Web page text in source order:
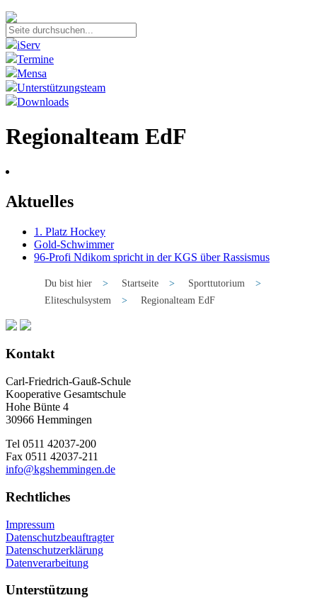
iServ
Termine
Mensa
Unterstützungsteam
Downloads
Regionalteam EdF
Aktuelles
1. Platz Hockey
Gold-Schwimmer
96-Profi Ndikom spricht in der KGS über Rassismus
Du bist hier > Startseite > Sporttutorium
>
Eliteschulsystem
> Regionalteam EdF
Kontakt
Carl-Friedrich-Gauß-Schule
Kooperative Gesamtschule
Hohe Bünte 4
30966 Hemmingen
Tel 0511 42037-200
Fax 0511 42037-211
info@kgshemmingen.de
Rechtliches
Impressum
Datenschutzbeauftragter
Datenschutzerklärung
Datenverarbeitung
Unterstützung